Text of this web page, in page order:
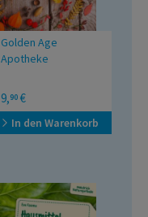
Golden Age
Apotheke
Rezepte bei
Beschwerden im Alter
9,90 €
In den Warenkorb